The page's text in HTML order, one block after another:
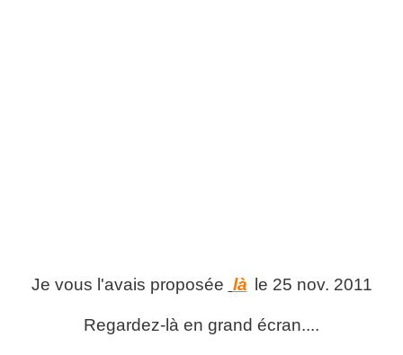
Je vous l'avais proposée là le 25 nov. 2011
Regardez-là en grand écran....